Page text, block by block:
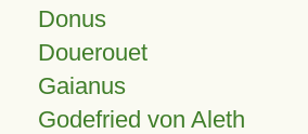
Donus
Douerouet
Gaianus
Godefried von Aleth